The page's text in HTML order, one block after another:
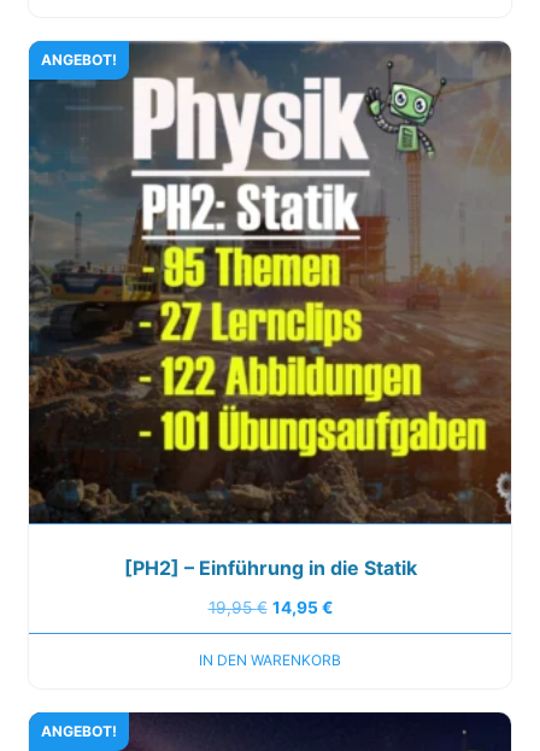
ANGEBOT!
[PH2] – Einführung in die Statik
19,95€ 14,95€
IN DEN WARENKORB
ANGEBOT!